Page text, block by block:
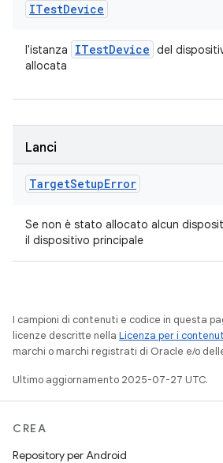
ITestDevice
l'istanza ITestDevice del
allocata
Lanci
TargetSetupError
Se non è stato allocato alcun
il dispositivo principale
I campioni di contenuti e codice in questa
licenze descritte nella Licenza per i
marchi o marchi registrati di Oracle e/o
Ultimo aggiornamento 2025-07-27 UTC.
CREA
Repository per Android